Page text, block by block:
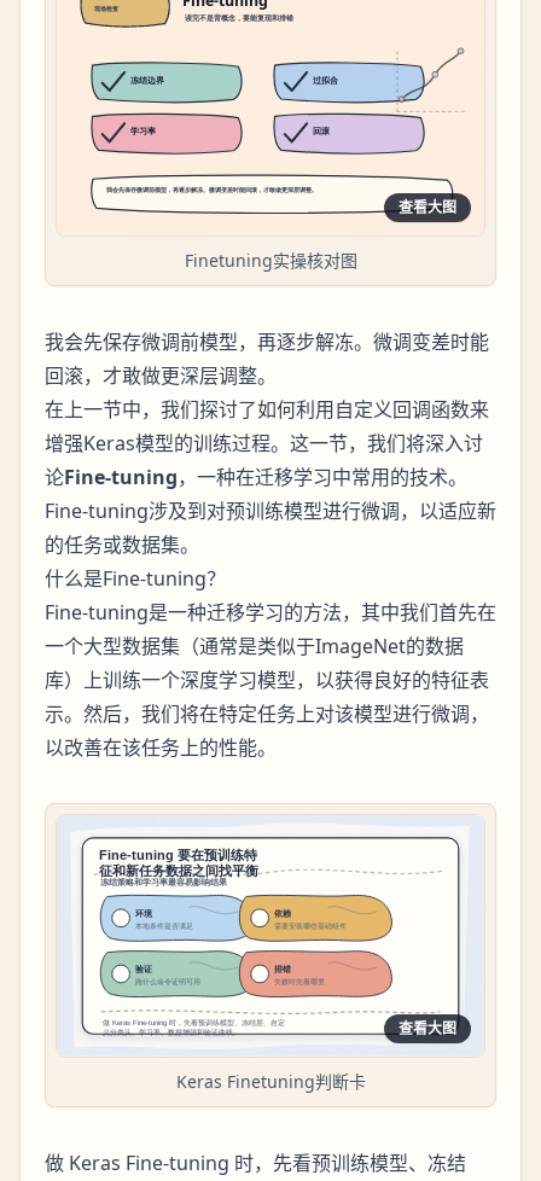
查看大图
Finetuning实操核对图
我会先保存微调前模型，再逐步解冻。微调变差时能
回滚，才敢做更深层调整。
在上一节中，我们探讨了如何利用自定义回调函数来
增强Keras模型的训练过程。这一节，我们将深入讨
论Fine-tuning，一种在迁移学习中常用的技术。
Fine-tuning涉及到对预训练模型进行微调，以适应新
的任务或数据集。
什么是Fine-tuning？
Fine-tuning是一种迁移学习的方法，其中我们首先在
一个大型数据集（通常是类似于ImageNet的数据
库）上训练一个深度学习模型，以获得良好的特征表
示。然后，我们将在特定任务上对该模型进行微调，
以改善在该任务上的性能。
查看大图
Keras Finetuning判断卡
做 Keras Fine-tuning 时，先看预训练模型、冻结